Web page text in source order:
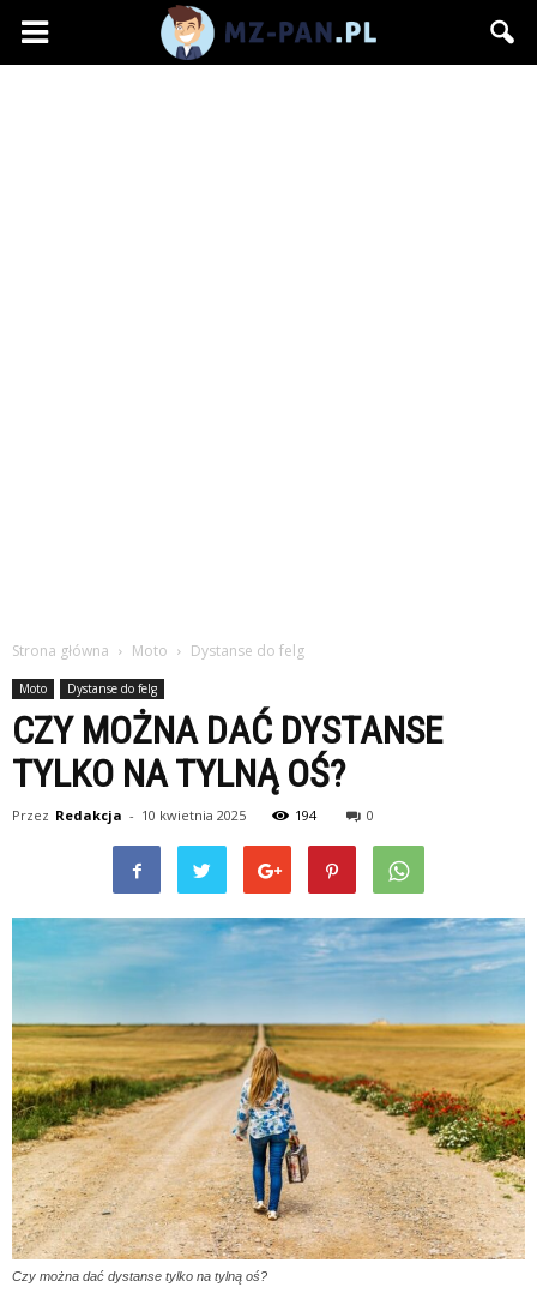
mz-
Strona główna Moto Dystanse do felg
Moto Dystanse do felg
CZY MOŻNA DAĆ DYSTANSE
TYLKO NA TYLNĄ OŚ?
Przez Redakcja - 10 kwietnia 2025 194 0
Czy można dać dystanse tylko na tylną oś?